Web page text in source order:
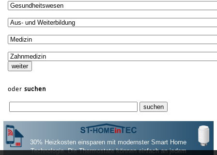
oder suchen
30% Heizkosten einsparen mit modernster Smart Home
Technologie. Die Thermostate können einfach an jedem